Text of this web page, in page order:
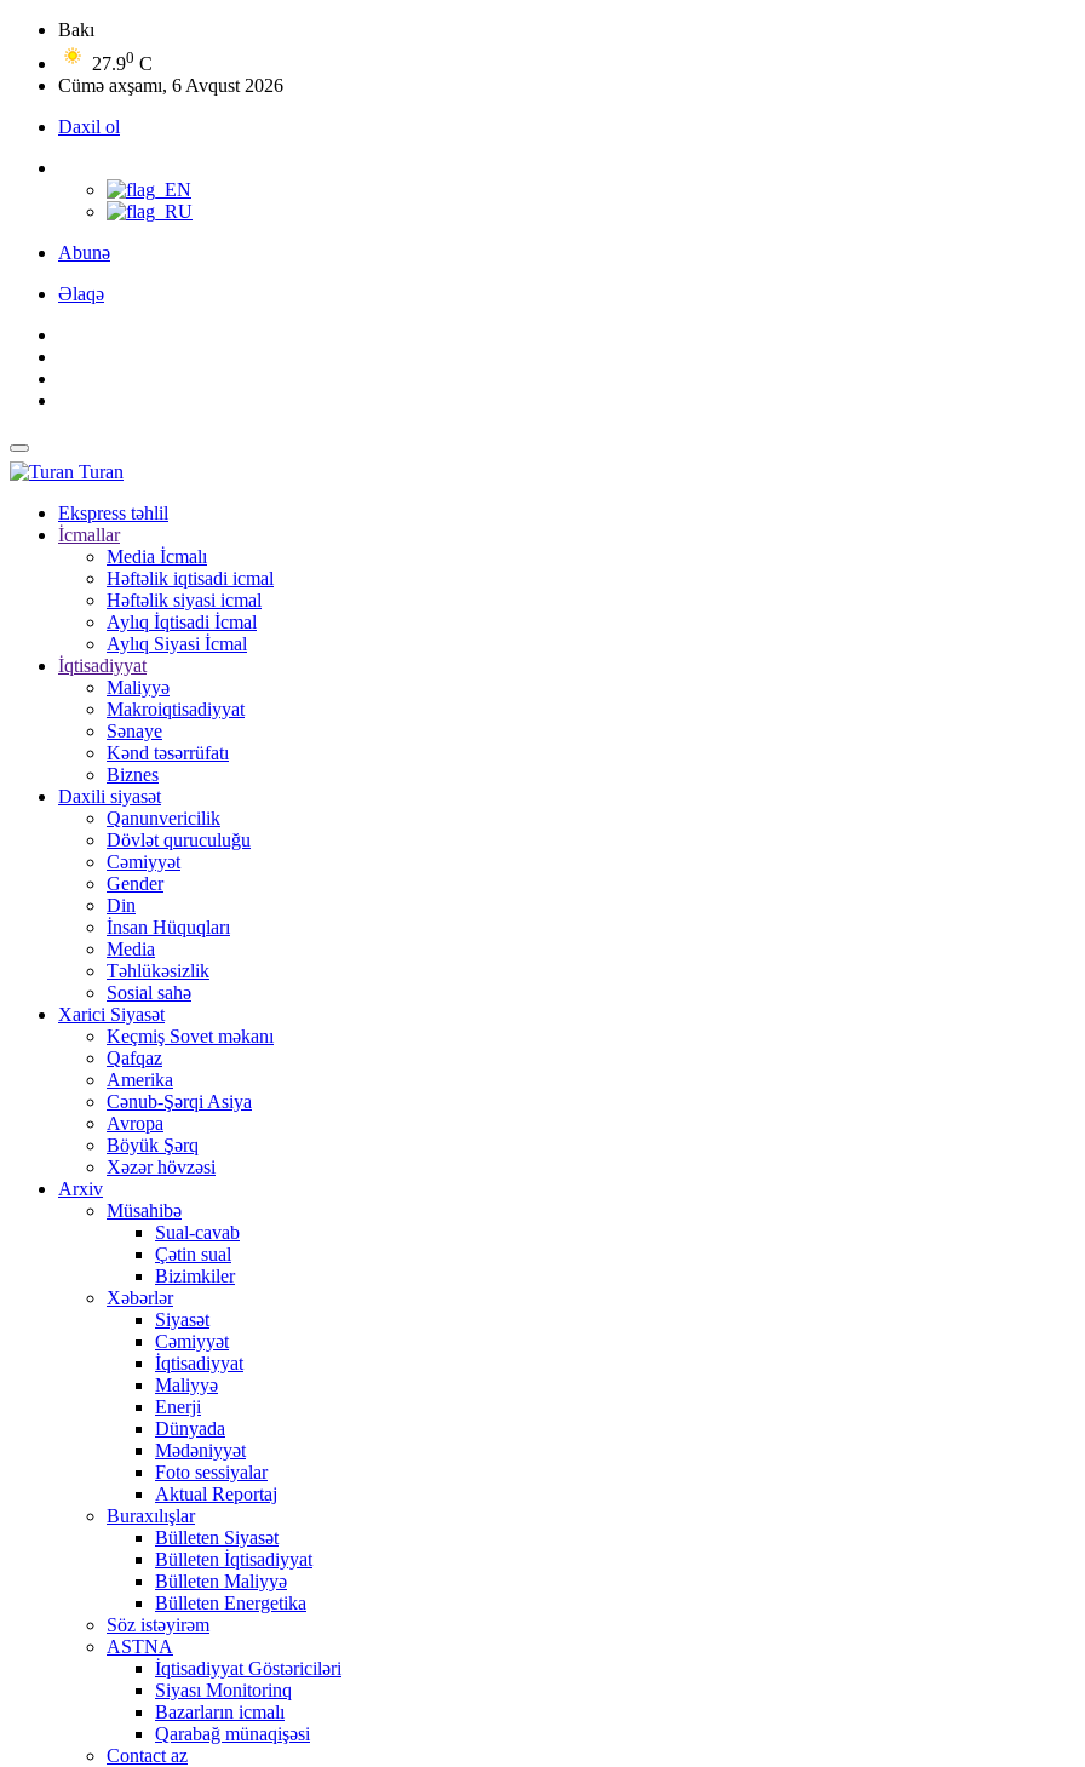
Bakı
27.90 C
Cümə axşamı, 6 Avqust 2026
Daxil ol
Abunə
Əlaqə
Turan
Ekspress təhlil
İcmallar
Media İcmalı
Həftəlik iqtisadi icmal
Həftəlik siyasi icmal
Aylıq İqtisadi İcmal
Aylıq Siyasi İcmal
İqtisadiyyat
Maliyyə
Makroiqtisadiyyat
Sənaye
Kənd təsərrüfatı
Biznes
Daxili siyasət
Qanunvericilik
Dövlət quruculuğu
Cəmiyyət
Gender
Din
İnsan Hüquqları
Media
Təhlükəsizlik
Sosial sahə
Xarici Siyasət
Keçmiş Sovet məkanı
Qafqaz
Amerika
Cənub-Şərqi Asiya
Avropa
Böyük Şərq
Xəzər hövzəsi
Arxiv
Müsahibə
Sual-cavab
Çətin sual
Bizimkiler
Xəbərlər
Siyasət
Cəmiyyət
İqtisadiyyat
Maliyyə
Enerji
Dünyada
Mədəniyyət
Foto sessiyalar
Aktual Reportaj
Buraxılışlar
Bülleten Siyasət
Bülleten İqtisadiyyat
Bülleten Maliyyə
Bülleten Energetika
Söz istəyirəm
ASTNA
İqtisadiyyat Göstəriciləri
Siyası Monitorinq
Bazarların icmalı
Qarabağ münaqişəsi
Contact az